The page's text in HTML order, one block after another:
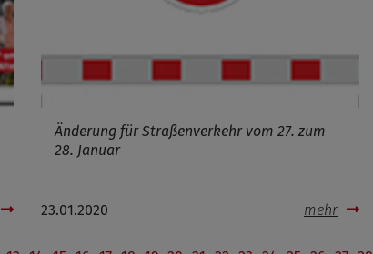
Änderung für Straßenverkehr vom 27. zum
28. Januar
23.01.2020 mehr